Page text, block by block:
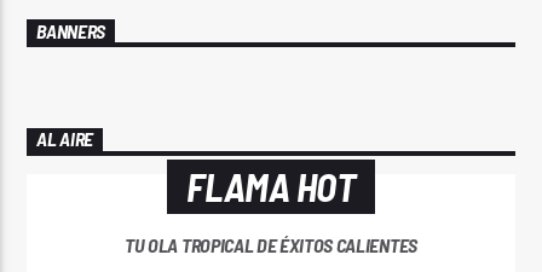
BANNERS
AL AIRE
FLAMA HOT
TU OLA TROPICAL DE ÉXITOS CALIENTES